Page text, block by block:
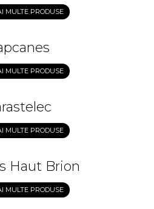
MULTE PRODUSE
MULTE PRODUSE
MULTE PRODUSE
Haut Brion
MULTE PRODUSE